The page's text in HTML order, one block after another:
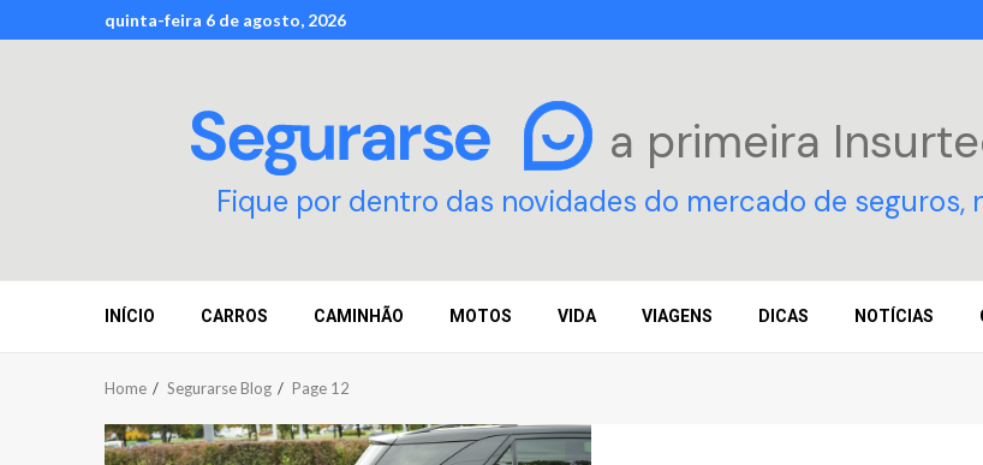
to
quinta-feira 6 de agosto, 2026
a primeira
Fique por dentro das novidades do mercado de
INÍCIO CARROS CAMINHÃO MOTOS VIDA VIAGENS DICAS NOTÍCIAS
Home Segurarse Blog Page 12